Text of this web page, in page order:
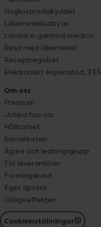
Högkostnadsskyddet
Läkemedelsutbyte
Lämna in gammal medicin
Resa med läkemedel
Receptregistret
Elektroniskt expertstöd, EES
Om oss
Pressrum
Jobba hos oss
Hållbarhet
Samarbeten
Ägare och ledningsgrupp
För leverantörer
Företagskund
Eget apotek
Glädjeeffekten
Cookieinställningar